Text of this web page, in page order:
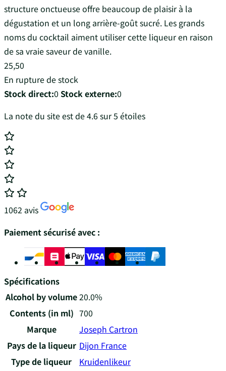
structure onctueuse offre beaucoup de plaisir à la
dégustation et un long arrière-goût sucré. Les grands
noms du cocktail aiment utiliser cette liqueur en raison
de sa vraie saveur de vanille.
25,50
En rupture de stock
Stock direct:0 Stock externe:0
La note du site est de 4.6 sur 5 étoiles
1062 avis
Paiement sécurisé avec :
Spécifications
Alcohol by volume20.0%
Contents (in ml) 700
Marque
Joseph Cartron
Pays de la liqueur Dijon France
Type de liqueur
Kruidenlikeur